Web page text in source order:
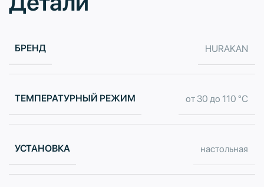
БРЕНД HURAKAN
ТЕМПЕРАТУРНЫЙ РЕЖИМ от 30 до 110 °C
УСТАНОВКА настольная